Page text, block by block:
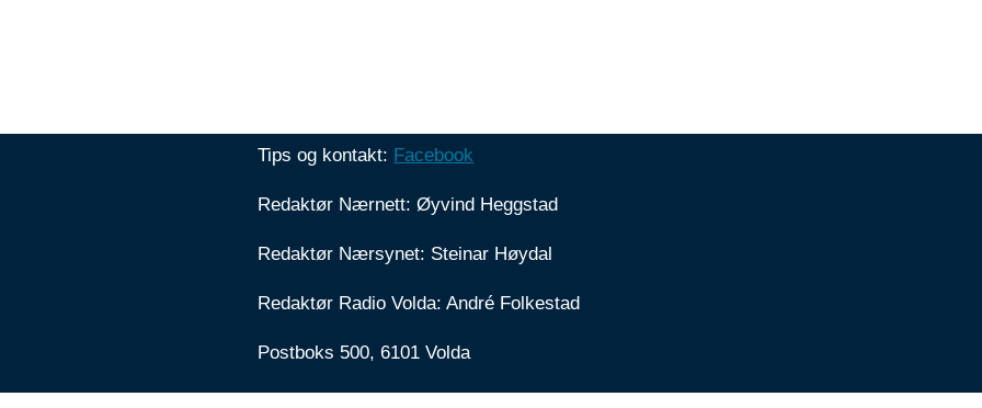
Tips og kontakt: Facebook
Redaktør Nærnett: Øyvind Heggstad
Redaktør Nærsynet: Steinar Høydal
Redaktør Radio Volda: André Folkestad
Postboks 500, 6101 Volda